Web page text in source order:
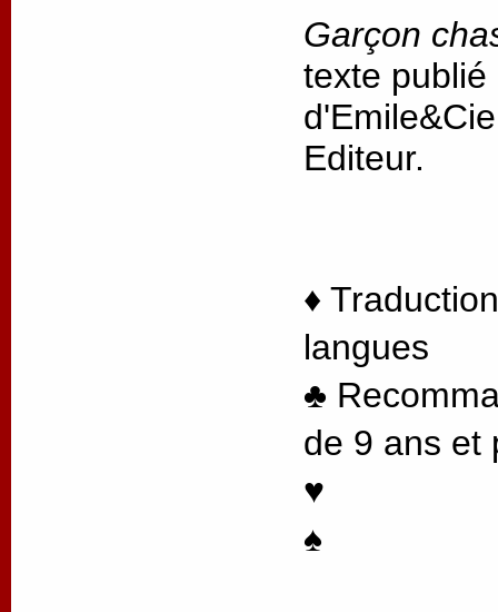
Garçon
texte
Editeur.
♦
langues
♣
de 9 ans et
♥
♠